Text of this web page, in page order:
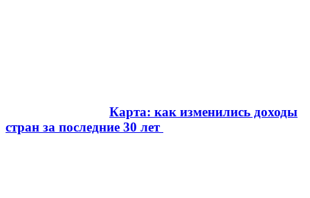
Карта: как изменились доходы
стран за последние 30 лет